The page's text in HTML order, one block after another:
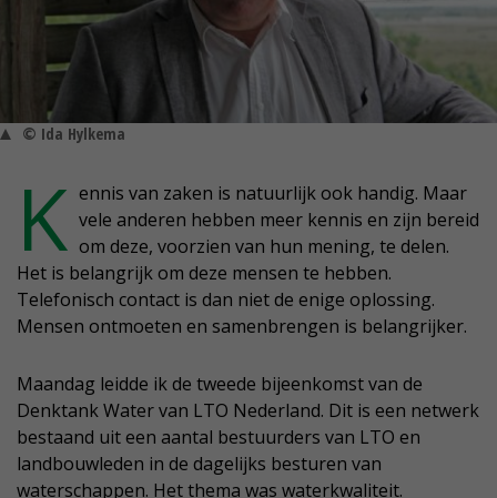
© Ida Hylkema
K ennis van zaken is natuurlijk ook handig. Maar
vele anderen hebben meer kennis en zijn bereid
om deze, voorzien van hun mening, te delen.
Het is belangrijk om deze mensen te hebben.
Telefonisch contact is dan niet de enige oplossing.
Mensen ontmoeten en samenbrengen is belangrijker.
Maandag leidde ik de tweede bijeenkomst van de
Denktank Water van LTO Nederland. Dit is een netwerk
bestaand uit een aantal bestuurders van LTO en
landbouwleden in de dagelijks besturen van
waterschappen. Het thema was waterkwaliteit.